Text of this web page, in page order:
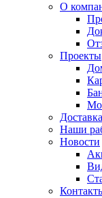
О
Проекты
Наши
Новости